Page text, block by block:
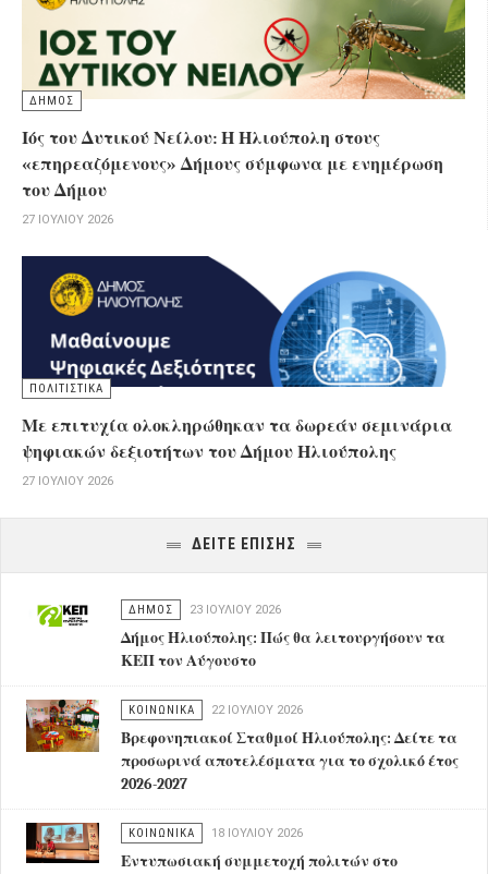
ΔΗΜΟΣ
Ιός του Δυτικού Νείλου: Η Ηλιούπολη στους
«επηρεαζόμενους» Δήμους σύμφωνα με ενημέρωση
του Δήμου
27 ΙΟΥΛΊΟΥ 2026
ΠΟΛΙΤΙΣΤΙΚΑ
Με επιτυχία ολοκληρώθηκαν τα δωρεάν σεμινάρια
ψηφιακών δεξιοτήτων του Δήμου Ηλιούπολης
27 ΙΟΥΛΊΟΥ 2026
ΔΕΙΤΕ ΕΠΙΣΗΣ
ΔΗΜΟΣ 23 ΙΟΥΛΊΟΥ 2026
Δήμος Ηλιούπολης: Πώς θα λειτουργήσουν τα
ΚΕΠ τον Αύγουστο
ΚΟΙΝΩΝΙΚΑ 22 ΙΟΥΛΊΟΥ 2026
Βρεφονηπιακοί Σταθμοί Ηλιούπολης: Δείτε τα
προσωρινά αποτελέσματα για το σχολικό έτος
2026-2027
ΚΟΙΝΩΝΙΚΑ 18 ΙΟΥΛΊΟΥ 2026
Εντυπωσιακή συμμετοχή πολιτών στο